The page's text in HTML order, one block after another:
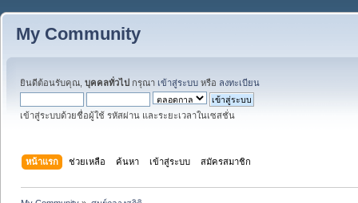
My Community
ยินดีต้อนรับคุณ, บุคคลทั่วไป กรุณา เข้าสู่ระบบ หรือ ลงทะเบียน
เข้าสู่ระบบด้วยชื่อผู้ใช้ รหัสผ่าน และระยะเวลาในเซสชั่น
หน้าแรก ช่วยเหลือ ค้นหา เข้าสู่ระบบ สมัครสมาชิก